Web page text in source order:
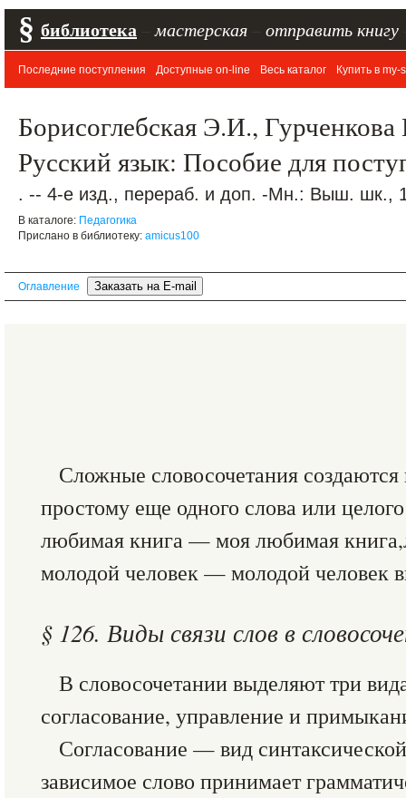
§ библиотека мастерская отправить книгу
Последние поступления Доступные on-line Весь каталог Купить в my-
Борисоглебская Э.И.,
Русский язык: Пособие для
. -- 4-е изд., перераб. и доп. -Мн.: Выш. шк.,
В каталоге: Педагогика
Прислано в библиотеку: amicus100
Оглавление
Сложные словосочетания
простому еще одного слова или
любимая книга — моя любимая
молодой человек — молодой человек
§ 126. Виды связи слов в
В словосочетании выделяют три
согласование, управление и
Согласование — вид
зависимое слово принимает